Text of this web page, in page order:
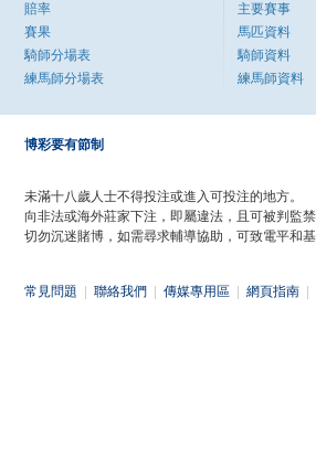
賠率
賽果
騎師分場表
練馬師分場表
主要賽事
馬匹資料
騎師資料
練馬師資料
博彩要有節制
未滿十八歲人士不得投注或進入可投注的地方。
向非法或海外莊家下注，即屬違法，且可被判監禁
切勿沉迷賭博，如需尋求輔導協助，可致電平和
常見問題 聯絡我們 傳媒專用區 網頁指南